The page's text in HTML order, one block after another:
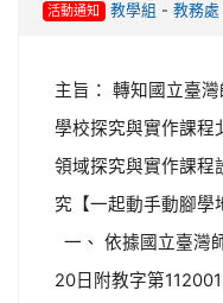
活動通知 教學組 - 教務處
主旨： 轉知國立臺
學校探究與實作課程
領域探究與實作課程
究【一起動手動腳學
一、 依據國立臺灣
20日附教字第